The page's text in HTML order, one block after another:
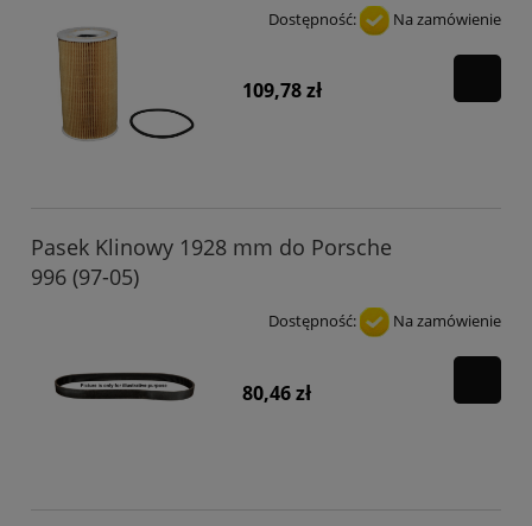
Dostępność: Na zamówienie
109,78 zł
Pasek Klinowy 1928 mm do Porsche
996 (97-05)
Dostępność: Na zamówienie
80,46 zł